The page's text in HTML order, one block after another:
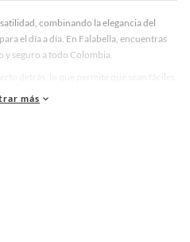
combinando la elegancia del
el día a día. En Falabella, encuentras
seguro a todo Colombia.
detrás, lo que permite que sean fáciles
clave 🏆
el cuero full-grain por su durabilidad y la
que proporciona una pisada suave.
de diseño que permiten la
cálidos.
más